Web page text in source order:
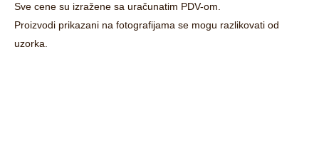
Sve cene su izražene sa uračunatim PDV-om.
Proizvodi prikazani na fotografijama se mogu razlikovati od
uzorka.